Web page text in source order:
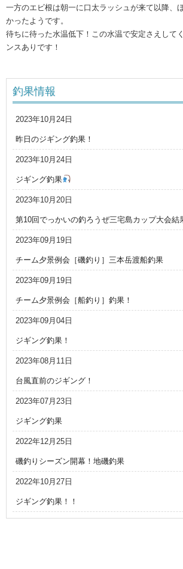
一方のエビ根は朝一に口太ラッシュが来て以降、
かったようです。
待ちに待った水温低下！この水温で安定さえして
ンスありです！
釣果情報
2023年10月24日
昨日のジギング釣果！
2023年10月24日
ジギング釣果
2023年10月20日
第10回でっかいの釣ろうぜ三宅島カップ大会結
2023年09月19日
チーム夕景例会［磯釣り］三本岳渡船釣果
2023年09月19日
チーム夕景例会［船釣り］釣果！
2023年09月04日
ジギング釣果！
2023年08月11日
台風直前のジギング！
2023年07月23日
ジギング釣果
2022年12月25日
磯釣りシーズン開幕！地磯釣果
2022年10月27日
ジギング釣果！！